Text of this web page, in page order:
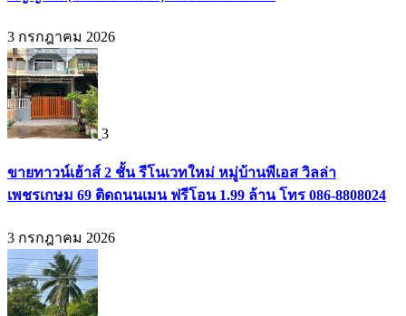
3 กรกฎาคม 2026
3
ขายทาวน์เฮ้าส์ 2 ชั้น รีโนเวทใหม่ หมู่บ้านพีเอส วิลล่า
เพชรเกษม 69 ติดถนนเมน ฟรีโอน 1.99 ล้าน โทร 086-8808024
3 กรกฎาคม 2026